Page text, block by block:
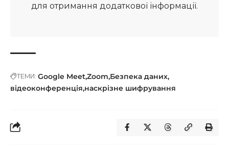
для отримання додаткової інформації.
ТЕМИ: Google MeetZoom Безпека даних
відеоконференція наскрізне шифрування